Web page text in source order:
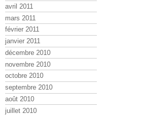
avril 2011
mars 2011
février 2011
janvier 2011
décembre 2010
novembre 2010
octobre 2010
septembre 2010
août 2010
juillet 2010